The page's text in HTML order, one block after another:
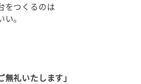
をつくるのは
。
無礼いたします」